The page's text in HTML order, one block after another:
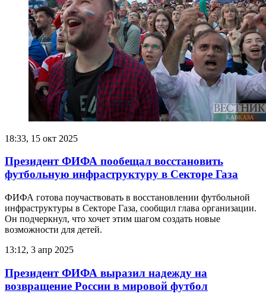
18:33, 15 окт 2025
Президент ФИФА пообещал восстановить
футбольную инфраструктуру в Секторе Газа
ФИФА готова поучаствовать в восстановлении футбольной
инфраструктуры в Секторе Газа, сообщил глава организации.
Он подчеркнул, что хочет этим шагом создать новые
возможности для детей.
13:12, 3 апр 2025
Президент ФИФА выразил надежду на
возвращение России в мировой футбол